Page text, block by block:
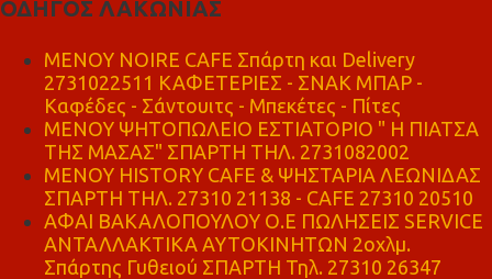
ΟΔΗΓΟΣ ΛΑΚΩΝΙΑΣ
MENOY NOIRE CAFE Σπάρτη και Delivery
2731022511 ΚΑΦΕΤΕΡΙΕΣ - ΣΝΑΚ ΜΠΑΡ -
Καφέδες - Σάντουιτς - Μπεκέτες - Πίτες
ΜΕΝΟΥ ΨΗΤΟΠΩΛΕΙΟ ΕΣΤΙΑΤΟΡΙΟ " Η ΠΙΑΤΣΑ
ΤΗΣ ΜΑΣΑΣ" ΣΠΑΡΤΗ ΤΗΛ. 2731082002
ΜΕΝΟΥ HISTORY CAFE & ΨΗΣΤΑΡΙΑ ΛΕΩΝΙΔΑΣ
ΣΠΑΡΤΗ ΤΗΛ. 27310 21138 - CAFE 27310 20510
ΑΦΑΙ ΒΑΚΑΛΟΠΟΥΛΟΥ Ο.Ε ΠΩΛΗΣΕΙΣ SERVICE
ΑΝΤΑΛΛΑΚΤΙΚΑ ΑΥΤΟΚΙΝΗΤΩΝ 2οχλμ.
Σπάρτης Γυθειού ΣΠΑΡΤΗ Τηλ. 27310 26347